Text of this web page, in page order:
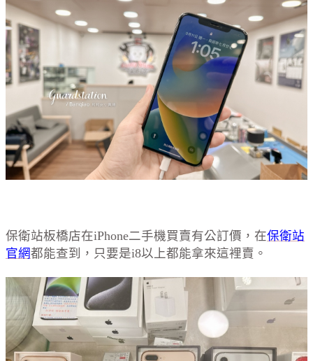
保衛站板橋店在iPhone二手機買賣有公訂價，在保衛站
官網都能查到，只要是i8以上都能拿來這裡賣。